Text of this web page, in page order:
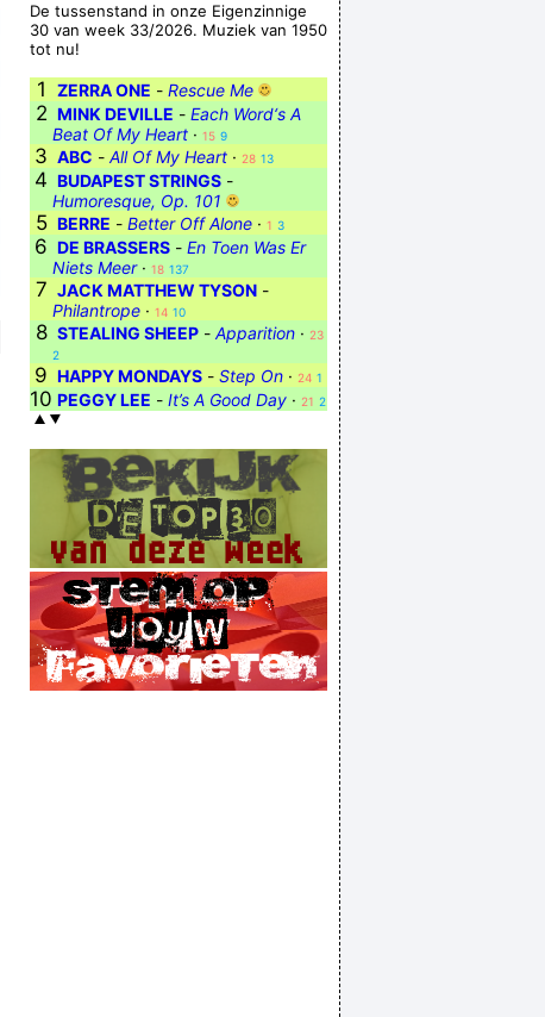
De tussenstand in onze Eigenzinnige
30 van week 33/2026. Muziek van 1950
tot nu!
1 ZERRA ONE - Rescue Me
2 MINK DEVILLE - Each Word‘s A
Beat Of My Heart · 15 9
3 ABC - All Of My Heart · 28 13
4 BUDAPEST STRINGS -
Humoresque, Op. 101
5 BERRE - Better Off Alone · 1 3
6 DE BRASSERS - En Toen Was Er
Niets Meer· 18 137
7 JACK MATTHEW TYSON -
Philantrope · 14 10
8 STEALING SHEEP - Apparition · 23
2
9 HAPPY MONDAYS - Step On · 24 1
10 PEGGY LEE - It’s A Good Day · 21 2